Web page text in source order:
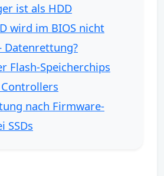
ist als HDD
wird im BIOS nicht
Datenrettung?
Flash-Speicherchips
nach Firmware-
SSDs